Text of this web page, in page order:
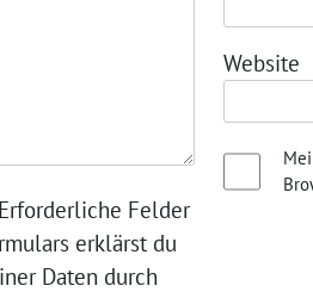
Felder
erklärst du
Daten durch
Website